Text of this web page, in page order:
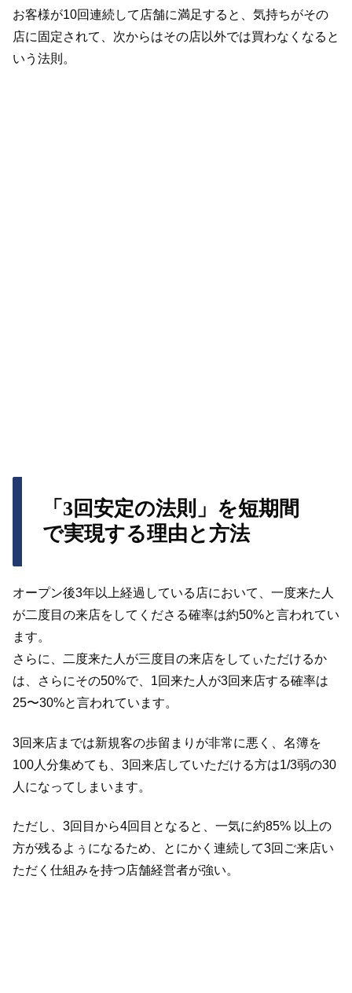
お客様が10回連続して店舗に満足すると、気持ちがその
店に固定されて、次からはその店以外では買わなくなると
いう法則。
「3回安定の法則」を短期間
で実現する理由と方法
オープン後3年以上経過している店において、一度来た人
が二度目の来店をしてくださる確率は約50%と言われてい
ます。
さらに、二度来た人が三度目の来店をしてぃただけるか
は、さらにその50%で、1回来た人が3回来店する確率は
25〜30%と言われています。
3回来店までは新規客の歩留まりが非常に悪く、名簿を
100人分集めても、3回来店していただける方は1/3弱の30
人になってしまいます。
ただし、3回目から4回目となると、一気に約85% 以上の
方が残るよぅになるため、とにかく連続して3回ご来店い
ただく仕組みを持つ店舗経営者が強い。